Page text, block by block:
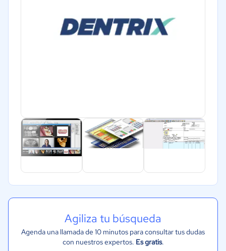
Agiliza tu búsqueda
Agenda una llamada de 10 minutos para consultar tus dudas
con nuestros expertos. Es gratis.